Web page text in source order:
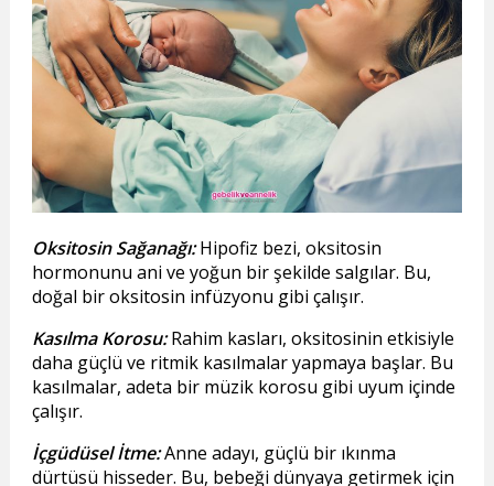
Oksitosin Sağanağı:Hipofiz bezi, oksitosin
hormonunu ani ve yoğun bir şekilde salgılar. Bu,
doğal bir oksitosin infüzyonu gibi çalışır.
Kasılma Korosu: Rahim kasları, oksitosinin etkisiyle
daha güçlü ve ritmik kasılmalar yapmaya başlar. Bu
kasılmalar, adeta bir müzik korosu gibi uyum içinde
çalışır.
İçgüdüsel İtme:Anne adayı, güçlü bir ıkınma
dürtüsü hisseder. Bu, bebeği dünyaya getirmek için